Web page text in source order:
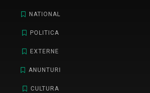
NATIONAL
POLITICA
EXTERNE
ANUNTURI
CULTURA